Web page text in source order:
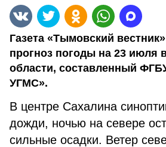
Газета «Тымовский
прогноз погоды на 23 июля
области, составленный
УГМС».
В центре Сахалина
дожди, ночью на севере
сильные осадки. Ветер